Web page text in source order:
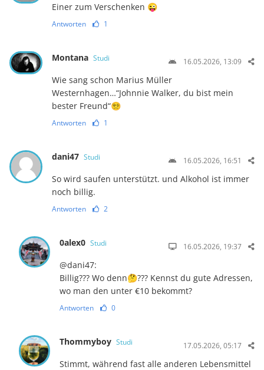
Einer zum Verschenken 😜
Antworten 1
Montana Studi 16.05.2026, 13:09
Wie sang schon Marius Müller
Westernhagen…“Johnnie Walker, du bist mein
bester Freund“😵‍💫
Antworten 1
dani47 Studi 16.05.2026, 16:51
So wird saufen unterstützt. und Alkohol ist immer
noch billig.
Antworten 2
0alex0 Studi 16.05.2026, 19:37
@dani47:
Billig??? Wo denn🤔??? Kennst du gute Adressen,
wo man den unter €10 bekommt?
Antworten 0
Thommyboy Studi 17.05.2026, 05:17
Stimmt, während fast alle anderen Lebensmittel